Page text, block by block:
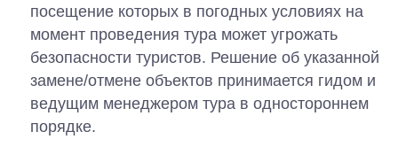
посещение которых в погодных условиях на
момент проведения тура может угрожать
безопасности туристов. Решение об указанной
замене/отмене объектов принимается гидом и
ведущим менеджером тура в одностороннем
порядке.